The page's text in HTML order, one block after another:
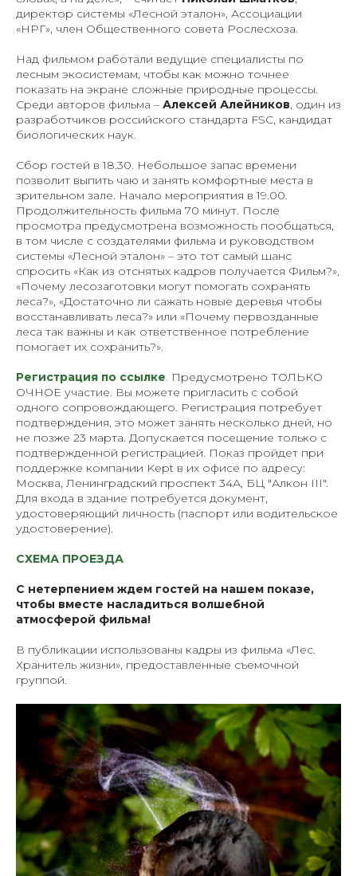
директор системы «Лесной эталон», Ассоциации
«НРГ», член Общественного совета Рослесхоза.
Над фильмом работали ведущие специалисты по
лесным экосистемам, чтобы как можно точнее
показать на экране сложные природные процессы.
Среди авторов фильма – Алексей Алейников, один из
разработчиков российского стандарта FSC, кандидат
биологических наук.
Сбор гостей в 18.30. Небольшое запас времени
позволит выпить чаю и занять комфортные места в
зрительном зале. Начало мероприятия в 19.00.
Продолжительность фильма 70 минут. После
просмотра предусмотрена возможность пообщаться,
в том числе с создателями фильма и руководством
системы «Лесной эталон» – это тот самый шанс
спросить «Как из отснятых кадров получается Фильм?»,
«Почему лесозаготовки могут помогать сохранять
леса?», «Достаточно ли сажать новые деревья чтобы
восстанавливать леса?» или «Почему первозданные
леса так важны и как ответственное потребление
помогает их сохранить?».
Регистрация по ссылке. Предусмотрено ТОЛЬКО
ОЧНОЕ участие. Вы можете пригласить с собой
одного сопровождающего. Регистрация потребует
подтверждения, это может занять несколько дней, но
не позже 23 марта. Допускается посещение только с
подтвержденной регистрацией. Показ пройдет при
поддержке компании Kept в их офисе по адресу:
Москва, Ленинградский проспект 34А, БЦ "Алкон III".
Для входа в здание потребуется документ,
удостоверяющий личность (паспорт или водительское
удостоверение).
СХЕМА ПРОЕЗДА
С нетерпением ждем гостей на нашем показе,
чтобы вместе насладиться волшебной
атмосферой фильма!
В публикации использованы кадры из фильма «Лес.
Хранитель жизни», предоставленные съемочной
группой.